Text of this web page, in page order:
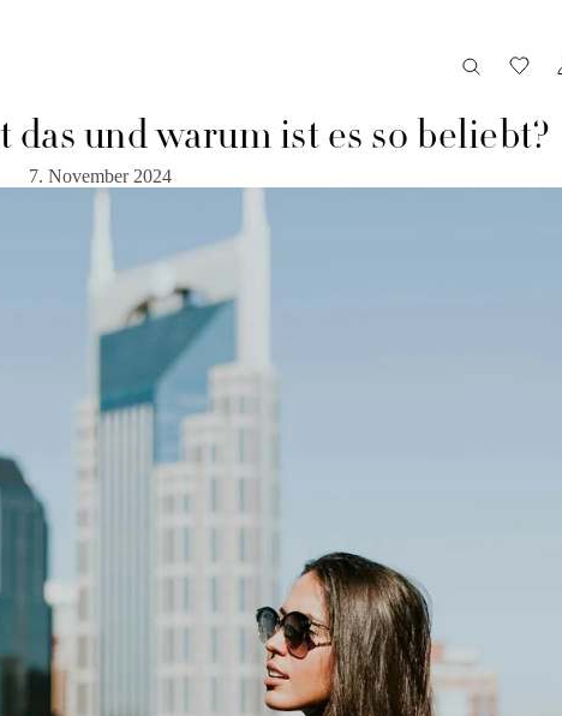
und warum ist es so beliebt?
7. November 2024